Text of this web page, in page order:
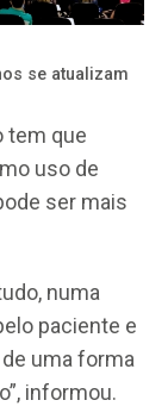
se atualizam
tem que
uso de
ser mais
numa
paciente e
uma forma
informou.